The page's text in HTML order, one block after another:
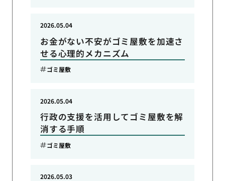
お金がない不安がゴミ屋敷を加速さ
せる心理的メカニズム
2026.05.04
ゴミ屋敷
行政の支援を活用してゴミ屋敷を解
消する手順
2026.05.04
ゴミ屋敷
2026.05.03